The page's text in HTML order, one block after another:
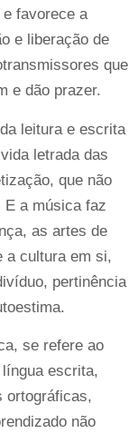
favorece a
e liberação de
que
e dão prazer.
leitura e escrita
letrada das
que não
E a música faz
as artes de
a cultura em si,
pertinência
se refere ao
escrita,
ortográficas,
não